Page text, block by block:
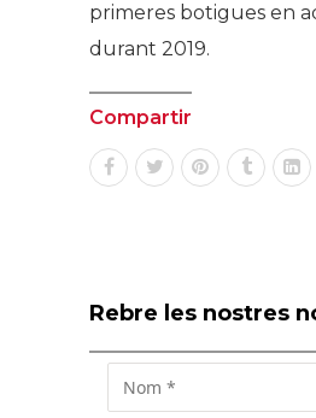
primeres botigues en
durant 2019.
Compartir
Rebre les nostres